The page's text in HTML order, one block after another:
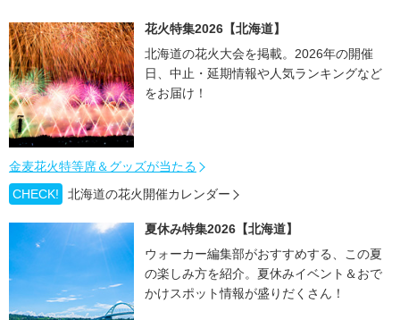
花火特集2026【北海道】
北海道の花火大会を掲載。2026年の開催
日、中止・延期情報や人気ランキングなど
をお届け！
金麦花火特等席＆グッズが当たる
CHECK!
北海道の花火開催カレンダー
夏休み特集2026【北海道】
ウォーカー編集部がおすすめする、この夏
の楽しみ方を紹介。夏休みイベント＆おで
かけスポット情報が盛りだくさん！